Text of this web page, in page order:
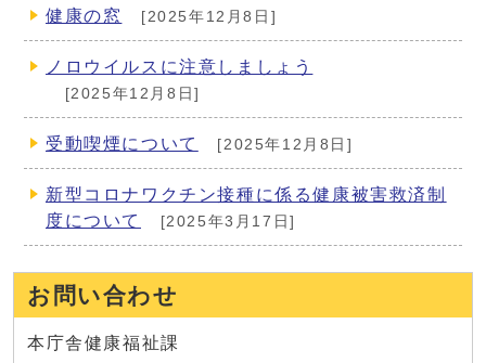
健康の窓 [2025年12月8日]
ノロウイルスに注意しましょう
[2025年12月8日]
受動喫煙について [2025年12月8日]
新型コロナワクチン接種に係る健康被害救済制
度について
[2025年3月17日]
お問い合わせ
本庁舎健康福祉課